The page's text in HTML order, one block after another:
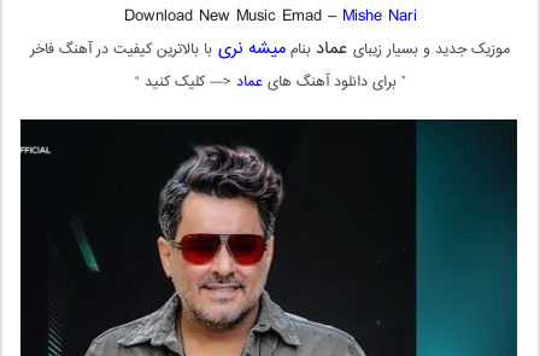
Download New Music Emad – Mishe Nari
موزیک جدید و بسیار زیبای عماد بناممیشه نری با بالاترین کیفیت در آهنگ فاخر
” برای دانلود آهنگ هایعماد <— کلیک کنید “